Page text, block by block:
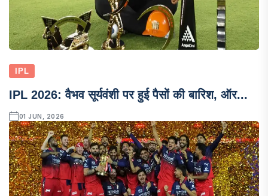
IPL
IPL 2026: वैभव सूर्यवंशी पर हुई पैसों की बारिश, ऑर...
01 JUN, 2026